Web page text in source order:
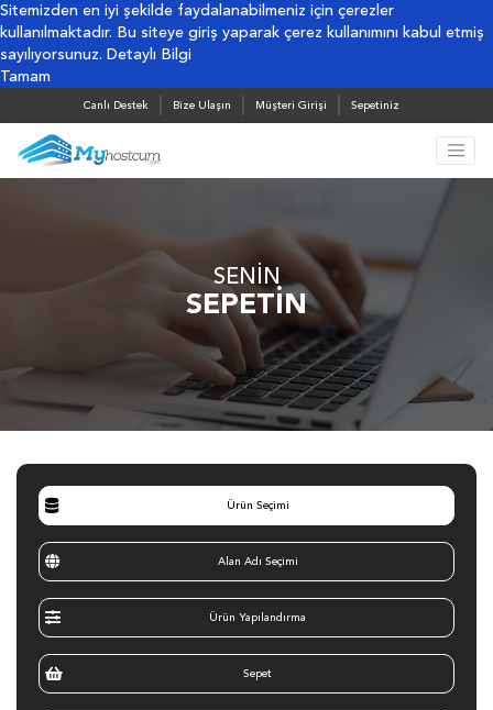
Sitemizden en iyi şekilde faydalanabilmeniz için çerezler
kullanılmaktadır. Bu siteye giriş yaparak çerez kullanımını kabul etmiş
sayılıyorsunuz. Detaylı Bilgi
Tamam
Canlı Destek Bize Ulaşın Müşteri Girişi Sepetiniz
SENİN
SEPETİN
Ürün Seçimi
Alan Adı Seçimi
Ürün Yapılandırma
Sepet